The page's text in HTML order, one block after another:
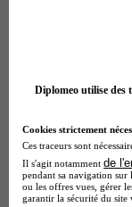
Diplomeo utilise des
Cookies strictement
Ces traceurs sont
Il s'agit notamment de
pendant sa navigation sur
ou les offres vues, gérer
garantir la sécurité du site